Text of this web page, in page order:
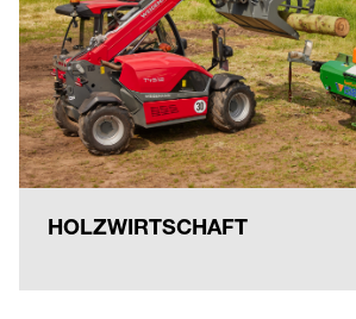
HOLZWIRTSCHAFT